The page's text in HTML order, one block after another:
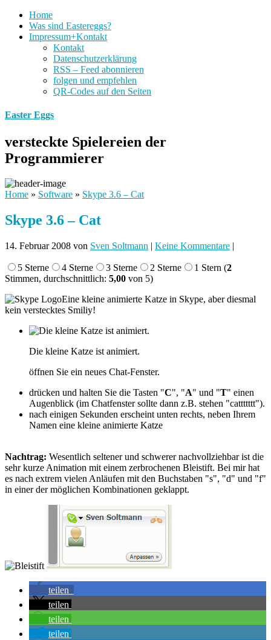
Home
Was sind Eastereggs?
Impressum+Kontakt
Kontakt
Datenschutzerklärung
RSS – Feed abonnieren
folgen und empfehlen
QR-Codes auf den Seiten
Easter Eggs
versteckte Spielereien der
Programmierer
Home » Software » Skype 3.6 – Cat
Skype 3.6 – Cat
14. Februar 2008 von Sven Soltmann | Keine Kommentare |
5 Sterne 4 Sterne 3 Sterne 2 Sterne 1 Stern (2
Stimmen, durchschnittlich: 5,00 von 5)
Eine kleine animierte Katze in Skype, aber diesmal
kein verstecktes Smiliy!
Die kleine Katze ist animiert.
öffnen Sie ein neues Chat-Fenster.
drücken und halten Sie die Tasten "C", "A" und "T" einen
Augenblick (im Chatfenster sollte dann z.B. stehen "cattttttt").
nach einigen Sekunden erscheint unten rechts, neben Ihrem
Namen eine kleine animierte Katze
Nachtrag: Wesentlich seltener und schwerer nachvollziehbar ist die
sehr kurze Animation mit einem zerbrochenen Bleistift. Bei mir hat
es nach extrem vielen Anläufen mit den Buchstaben "s", "d" und "f"
in einer der möglichen Kombinationen geklappt.
teilen
teilen
teilen
teilen